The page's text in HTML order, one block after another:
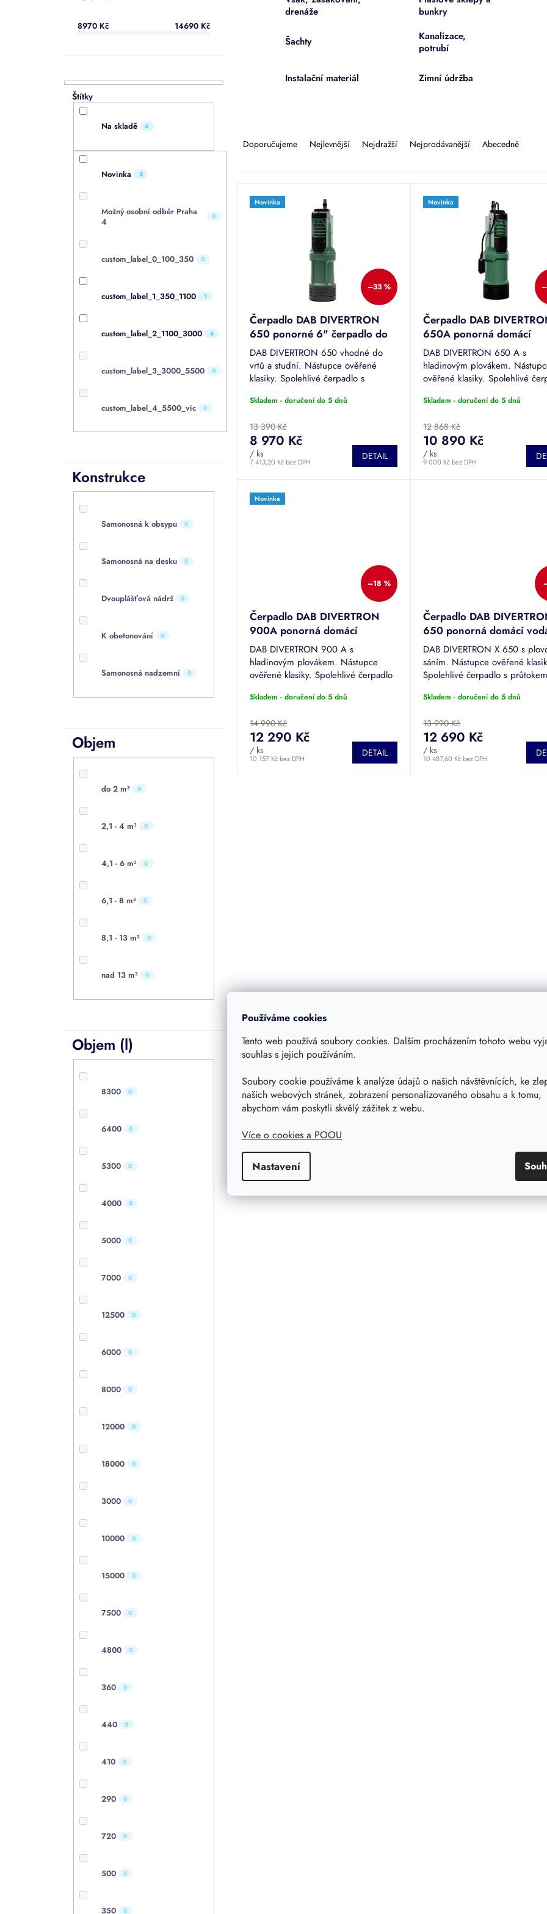
Používáme cookies
Tento web používá soubory cookies. Dalším procházením tohoto webu
souhlas s jejich používáním.
Soubory cookie používáme k analýze údajů o našich návštěvnících, ke
našich webových stránek, zobrazení personalizovaného obsahu a k tomu,
abychom vám poskytli skvělý zážitek z webu.
Více o cookies a POOU
Nastavení
8970 Kč 14690 Kč
Na skladě 6
Novinka 5
Možný osobní odběr Praha
4
0
custom_label_0_100_350 0
custom_label_1_350_1100 1
custom_label_2_1100_3000 4
custom_label_3_3000_5500 0
custom_label_4_5500_vic 0
Konstrukce
Samonosná k obsypu 0
Samonosná na desku 0
Dvouplášťová nádrž 0
K obetonování 0
Samonosná nadzemní 0
Objem
do 2 m³ 0
2,1 - 4 m³ 0
4,1 - 6 m³ 0
6,1 - 8 m³ 0
8,1 - 13 m³ 0
nad 13 m³ 0
Objem (l)
8300 0
6400 0
5300 0
4000 0
5000 0
7000 0
12500 0
6000 0
8000 0
12000 0
18000 0
3000 0
10000 0
15000 0
7500 0
4800 0
360 0
440 0
410 0
290 0
720 0
500 0
350 0
drenáže
bunkry
Šachty
Kanalizace,
potrubí
Instalační materiál Zimní údržba
Doporučujeme Nejlevnější Nejdražší Nejprodávanější Abecedně
Novinka
–33 %
Čerpadlo DAB DIVERTRON
650 ponorné 6" čerpadlo do
vrtů a studní
DAB DIVERTRON 650 vhodné do
vrtů a studní. Nástupce ověřené
klasiky. Spolehlivé čerpadlo s
výtlakem 30 metrů. Připojovací závit
Skladem - doručení do 5 dnů
13 390 Kč
7 413,20 Kč bez DPH
8 970 Kč
/ ks DETAIL
Novinka
Čerpadlo DAB
650A ponorná domácí
vodárna
DAB DIVERTRON 650 A s
hladinovým plovákem.
ověřené klasiky. Spolehlivé
výtlakem 30 metrů. Připojovací
Skladem - doručení do 5 dnů
12 868 Kč
9 000 Kč bez DPH
10 890 Kč
/ ks
Novinka
–18 %
Čerpadlo DAB DIVERTRON
900A ponorná domácí
vodárna
DAB DIVERTRON 900 A s
hladinovým plovákem. Nástupce
ověřené klasiky. Spolehlivé čerpadlo
výtlakem 45 metrů. Připojovací závit
Skladem - doručení do 5 dnů
14 990 Kč
10 157 Kč bez DPH
12 290 Kč
/ ks DETAIL
Čerpadlo DAB
650 ponorná domácí
s plovoucím sáním
DAB DIVERTRON X 650 s
sáním. Nástupce ověřené
Spolehlivé čerpadlo s průtokem
metrů. Připojovací závit vnitřní
Skladem - doručení do 5 dnů
13 990 Kč
10 487,60 Kč bez DPH
12 690 Kč
/ ks
s